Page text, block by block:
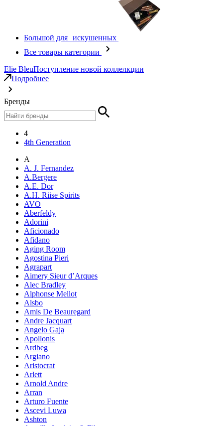
Большой для искушенных
Все товары категории
Elie BleuПоступление новой коллелкции
Подробнее
Бренды
4
4th Generation
A
A. J. Fernandez
A.Bergere
A.E. Dor
A.H. Riise Spirits
AVO
Aberfeldy
Adorini
Aficionado
Afidano
Aging Room
Agostina Pieri
Agrapart
Aimery Sieur d’Arques
Alec Bradley
Alphonse Mellot
Alsbo
Amis De Beauregard
Andre Jacquart
Angelo Gaja
Apollonis
Ardbeg
Argiano
Aristocrat
Arlett
Arnold Andre
Arran
Arturo Fuente
Ascevi Luwa
Ashton